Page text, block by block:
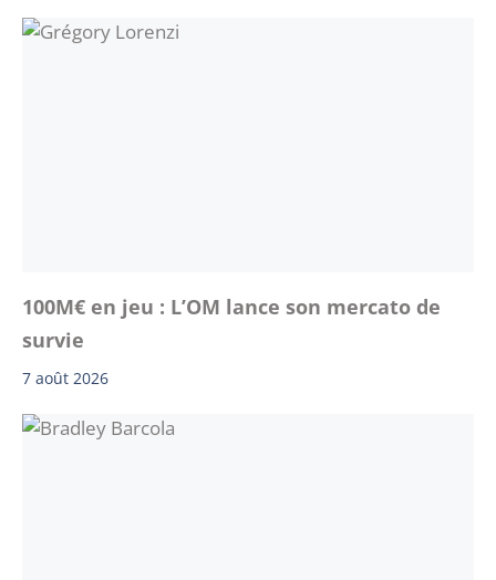
100M€ en jeu : L’OM lance son mercato de
survie
7 août 2026